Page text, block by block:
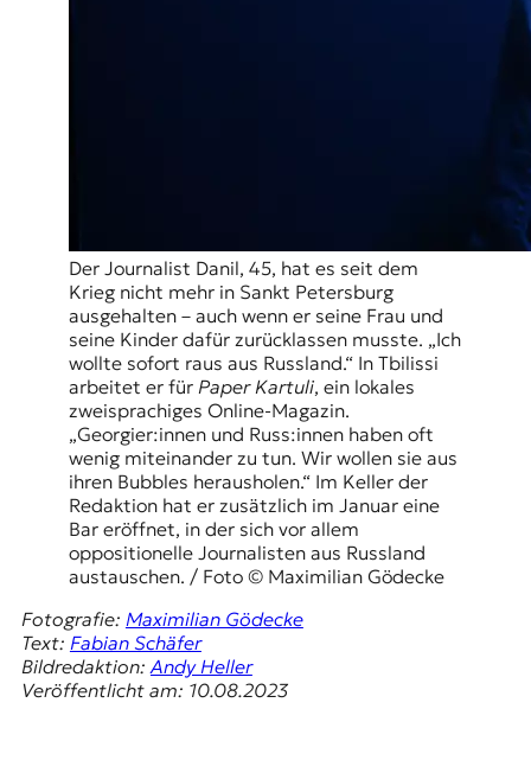
Der Journalist Danil, 45, hat es seit dem
Krieg nicht mehr in Sankt Petersburg
ausgehalten – auch wenn er seine Frau und
seine Kinder dafür zurücklassen musste. „Ich
wollte sofort raus aus Russland.“ In Tbilissi
arbeitet er für Paper Kartuli, ein lokales
zweisprachiges Online-Magazin.
„Georgier:innen und Russ:innen haben oft
wenig miteinander zu tun. Wir wollen sie aus
ihren Bubbles herausholen.“ Im Keller der
Redaktion hat er zusätzlich im Januar eine
Bar eröffnet, in der sich vor allem
oppositionelle Journalistеn aus Russland
austauschen. / Foto © Maximilian Gödecke
Fotografie: Maximilian Gödecke
Text: Fabian Schäfer
Bildredaktion:Andy Heller
Veröffentlicht am: 10.08.2023